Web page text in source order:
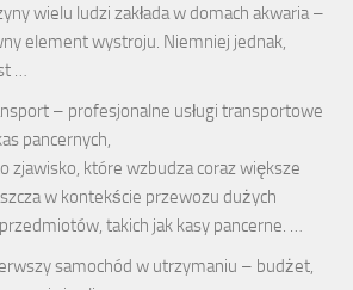
wielu ludzi zakłada w domach akwaria –
element wystroju. Niemniej jednak,
…
– profesjonalne usługi transportowe
pancernych,
zjawisko, które wzbudza coraz większe
w kontekście przewozu dużych
takich jak kasy pancerne. …
samochód w utrzymaniu – budżet,